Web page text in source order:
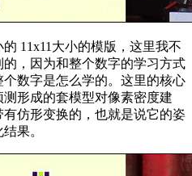
11x11大小的模版，这里我不
，因为和整个数字的学习方式
数字是怎么学的。这里的核心
形成的套模型对像素密度建
仿形变换的，也就是说它的姿
果。